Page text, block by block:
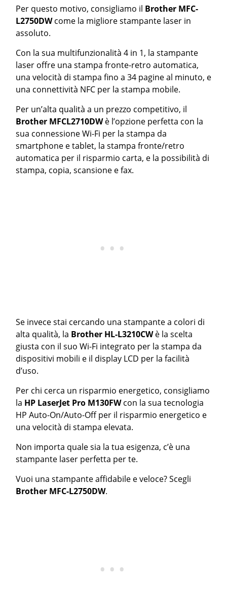
Per questo motivo, consigliamo il Brother MFC-
L2750DWcome la migliore stampante laser in
assoluto.
Con la sua multifunzionalità 4 in 1, la stampante
laser offre una stampa fronte-retro automatica,
una velocità di stampa fino a 34 pagine al minuto, e
una connettività NFC per la stampa mobile.
Per un’alta qualità a un prezzo competitivo, il
Brother MFCL2710DWè l’opzione perfetta con la
sua connessione Wi-Fi per la stampa da
smartphone e tablet, la stampa fronte/retro
automatica per il risparmio carta, e la possibilità di
stampa, copia, scansione e fax.
Se invece stai cercando una stampante a colori di
alta qualità, la Brother HL-L3210CWè la scelta
giusta con il suo Wi-Fi integrato per la stampa da
dispositivi mobili e il display LCD per la facilità
d’uso.
Per chi cerca un risparmio energetico, consigliamo
la HP LaserJet Pro M130FWcon la sua tecnologia
HP Auto-On/Auto-Off per il risparmio energetico e
una velocità di stampa elevata.
Non importa quale sia la tua esigenza, c’è una
stampante laser perfetta per te.
Vuoi una stampante affidabile e veloce? Scegli
Brother MFC-L2750DW.